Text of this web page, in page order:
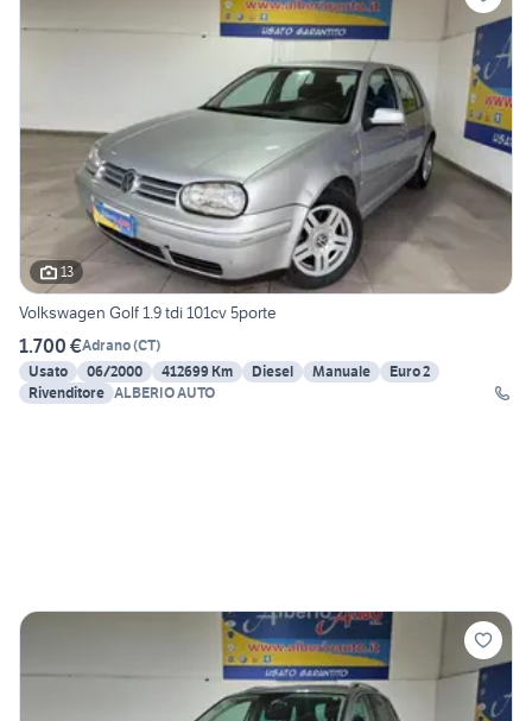
13
Volkswagen Golf 1.9 tdi 101cv 5porte
1.700 €Adrano(CT)
Usato
06/2000 412699 Km Diesel Manuale
Euro 2
Rivenditore ALBERIO AUTO